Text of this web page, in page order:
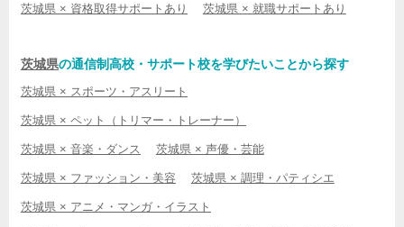
茨城県 × 資格取得サポートあり 茨城県 × 就職サポートあり
茨城県の通信制高校・サポート校を学びたいことから探す
茨城県 × スポーツ・アスリート
茨城県 × ペット（トリマー・トレーナー）
茨城県 × 音楽・ダンス 茨城県 × 声優・芸能
茨城県 × ファッション・美容 茨城県 × 調理・パティシエ
茨城県 × アニメ・マンガ・イラスト